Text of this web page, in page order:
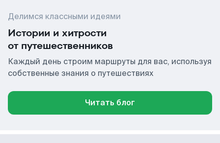
Делимся классными идеями
Истории и хитрости
от путешественников
Каждый день строим маршруты для вас, используя
собственные знания о путешествиях
Читать блог